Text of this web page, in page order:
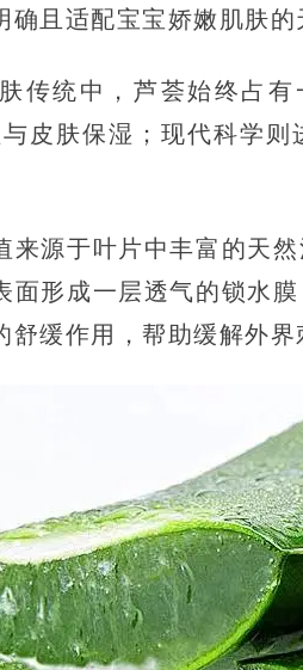
且适配宝宝娇嫩肌肤的
传统中，芦荟始终占
皮肤保湿；现代科学
来源于叶片中丰富的天
面形成一层透气的锁水
缓作用，帮助缓解外界